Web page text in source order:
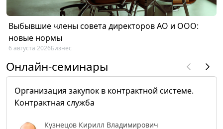
Выбывшие члены совета директоров АО и ООО:
новые нормы
6 августа 2026Бизнес
Онлайн-семинары
Организация закупок в контрактной системе.
Контрактная служба
Кузнецов Кирилл Владимирович